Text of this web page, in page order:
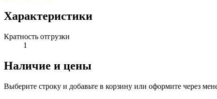
Характеристики
Кратность отгрузки
1
Наличие и цены
Выберите строку и добавьте в корзину или оформите через